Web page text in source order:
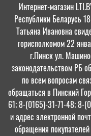
Интернет-магазин
Республики Беларусь
Татьяна Ивановна
горисполкомом 22
г.Пинск ул.
законодательством РБ
по всем вопросам
обращаться в Пинский
61; 8-(0165)-31-71-48; 8-
и адрес электронной
обращения